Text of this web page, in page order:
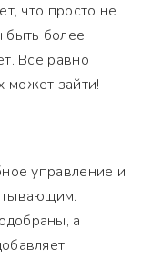
что просто не
быть более
Всё равно
может зайти!
управление и
а